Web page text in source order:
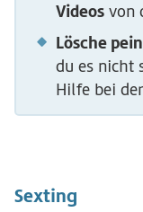
Videosvon
Lösche
du es nicht
Hilfe bei der
Sexting